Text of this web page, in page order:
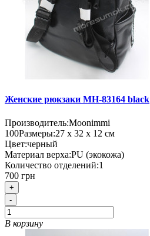
Женские рюкзаки MH-83164 black
Производитель:Moonimmi
100Размеры:27 х 32 х 12 см
Цвет:черный
Материал верха:PU (экокожа)
Количество отделений:1
700 грн
+
-
В корзину